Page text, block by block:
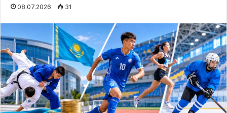
08.07.2026 31